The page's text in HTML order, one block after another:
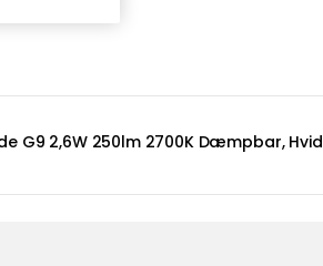
G9 2,6W 250lm 2700K Dæmpbar, Hvid